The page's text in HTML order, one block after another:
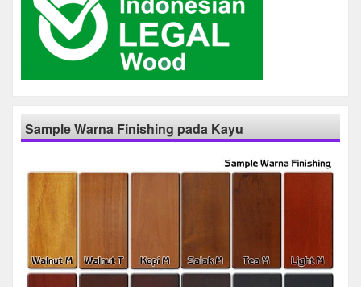
Sample Warna Finishing pada Kayu